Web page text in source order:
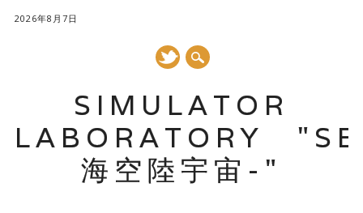
2026年8月7日
SIMULATOR
LABORATORY
海空陸宇宙-"